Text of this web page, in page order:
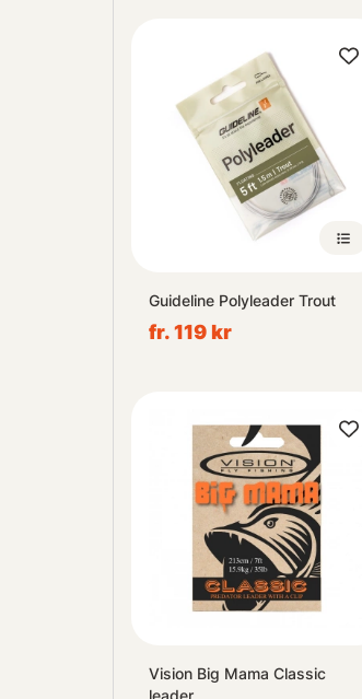
Guideline Polyleader Trout
fr. 119 kr
Vision Big Mama Classic
leader